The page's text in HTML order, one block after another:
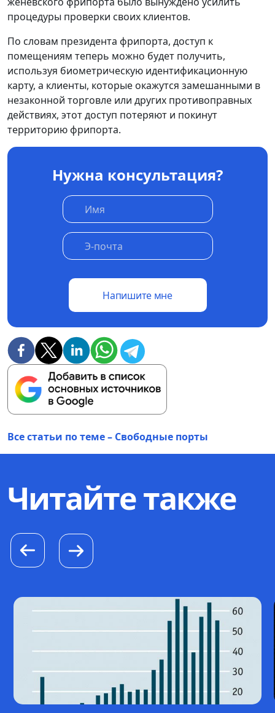
процедуры проверки своих клиентов.
По словам президента фрипорта, доступ к
помещениям теперь можно будет получить,
используя биометрическую идентификационную
карту, а клиенты, которые окажутся замешанными в
незаконной торговле или других противоправных
действиях, этот доступ потеряют и покинут
территорию фрипорта.
Нужна консультация?
Напишите мне
Все статьи по теме – Свободные порты
Читайте также